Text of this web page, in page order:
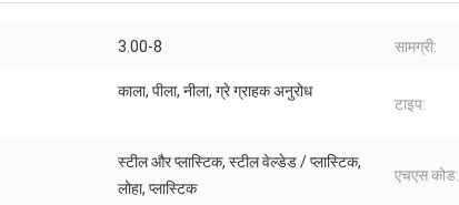
3.00-8 सामग्री:
काला, पीला, नीला, ग्रे ग्राहक अनुरोध
टाइप:
स्टील और प्लास्टिक, स्टील वेल्डेड / प्लास्टिक,
लोहा, प्लास्टिक
एचएस कोड: